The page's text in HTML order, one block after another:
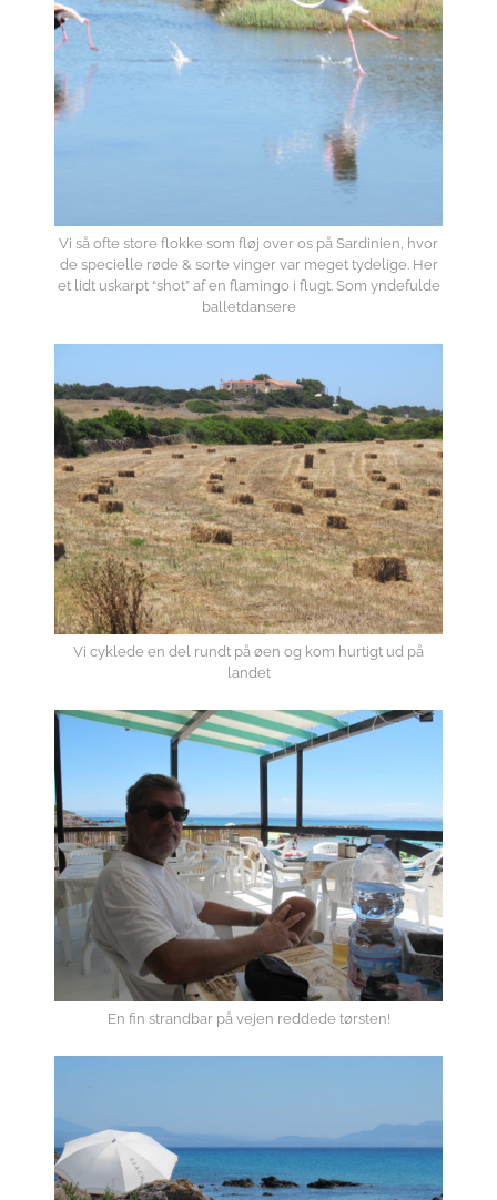
Vi så ofte store flokke som fløj over os på Sardinien, hvor
de specielle røde & sorte vinger var meget tydelige. Her
et lidt uskarpt “shot” af en flamingo i flugt. Som yndefulde
balletdansere
Vi cyklede en del rundt på øen og kom hurtigt ud på
landet
En fin strandbar på vejen reddede tørsten!